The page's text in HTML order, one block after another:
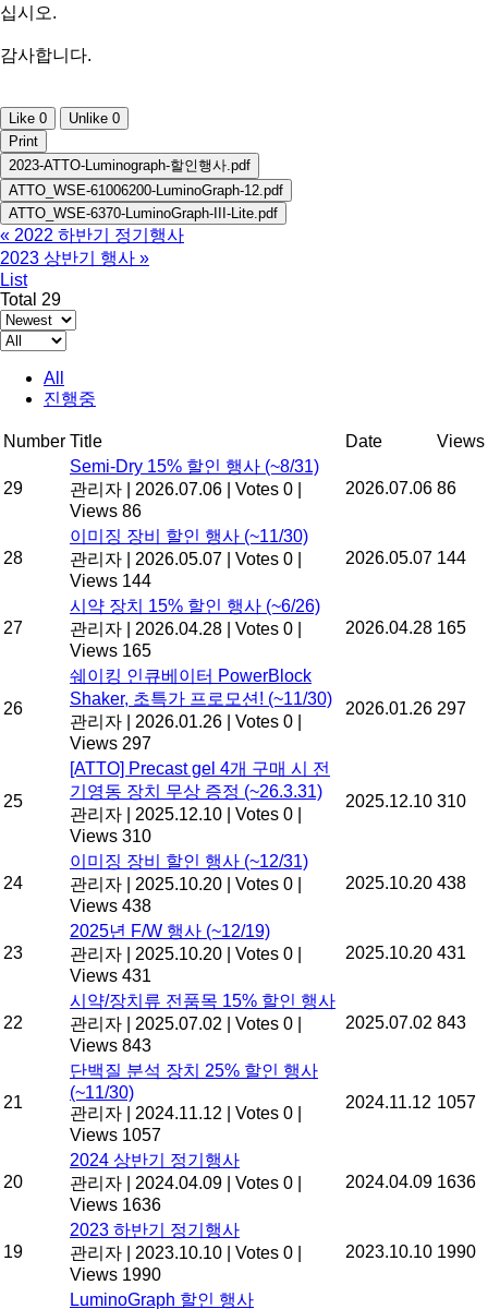
십시오.
감사합니다.
Like 0 Unlike 0
Print
2023-ATTO-Luminograph-할인행사.pdf
ATTO_WSE-61006200-LuminoGraph-12.pdf
ATTO_WSE-6370-LuminoGraph-III-Lite.pdf
« 2022 하반기 정기행사
2023 상반기 행사 »
List
Total 29
All
진행중
Number Title Date Views
29
Semi-Dry 15% 할인 행사 (~8/31)
관리자
2026.07.06 Votes 0
Views 86
2026.07.06 86
28
이미징 장비 할인 행사 (~11/30)
관리자
2026.05.07 Votes 0
Views 144
2026.05.07 144
27
시약 장치 15% 할인 행사 (~6/26)
관리자
2026.04.28 Votes 0
Views 165
2026.04.28 165
26
쉐이킹 인큐베이터 PowerBlock
Shaker, 초특가 프로모션! (~11/30)
관리자
2026.01.26 Votes 0
Views 297
2026.01.26 297
25
[ATTO] Precast gel 4개 구매 시 전
기영동 장치 무상 증정 (~26.3.31)
관리자
2025.12.10 Votes 0
Views 310
2025.12.10 310
24
이미징 장비 할인 행사 (~12/31)
관리자
2025.10.20 Votes 0
Views 438
2025.10.20 438
23
2025년 F/W 행사 (~12/19)
관리자
2025.10.20 Votes 0
Views 431
2025.10.20 431
22
시약/장치류 전품목 15% 할인 행사
관리자
2025.07.02 Votes 0
Views 843
2025.07.02 843
21
단백질 분석 장치 25% 할인 행사
(~11/30)
관리자
2024.11.12 Votes 0
Views 1057
2024.11.12 1057
20
2024 상반기 정기행사
관리자
2024.04.09 Votes 0
Views 1636
2024.04.09 1636
19
2023 하반기 정기행사
관리자
2023.10.10 Votes 0
Views 1990
2023.10.10 1990
LuminoGraph 할인 행사